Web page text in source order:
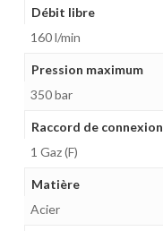
Débit libre
160 l/min
Pression maximum
350 bar
Raccord de connexion
1 Gaz (F)
Matière
Acier